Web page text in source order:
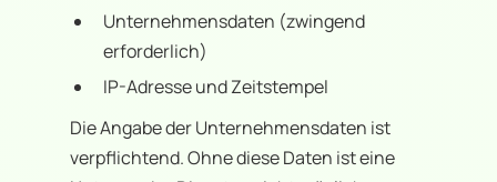
Unternehmensdaten (zwingend
erforderlich)
IP-Adresse und Zeitstempel
Die Angabe der Unternehmensdaten ist
verpflichtend. Ohne diese Daten ist eine